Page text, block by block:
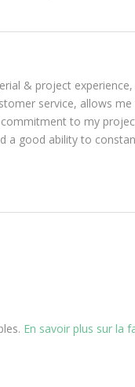
& project
service, allows
to my
a good ability to
En savoir plus sur la